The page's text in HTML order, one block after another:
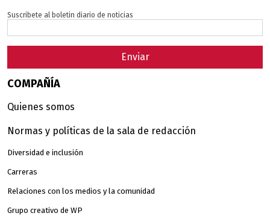
Suscribete al boletin diario de noticias
Enviar
COMPAÑÍA
Quienes somos
Normas y políticas de la sala de redacción
Diversidad e inclusión
Carreras
Relaciones con los medios y la comunidad
Grupo creativo de WP